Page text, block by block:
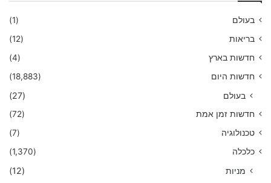
בעולם
(1)
בריאות
(12)
חדשות בארץ
(4)
חדשות היום
(18,883)
בעולם (27)
חדשות זמן אמת
(72)
טכנולוגיה
(7)
כלכלה
(1,370)
מניות (12)